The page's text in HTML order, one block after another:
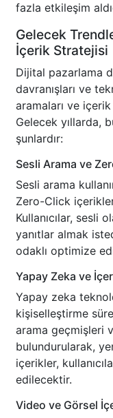
fazla etkileşim
Gelecek
İçerik Stratejisi
Dijital pazarlama
davranışları ve
aramaları ve
Gelecek yıllarda,
şunlardır:
Sesli Arama ve
Sesli arama
Zero-Click
Kullanıcılar, sesli
yanıtlar almak
odaklı optimize
Yapay Zeka ve
Yapay zeka
kişiselleştirme
arama geçmişleri
bulundurularak,
içerikler,
edilecektir.
Video ve Görsel